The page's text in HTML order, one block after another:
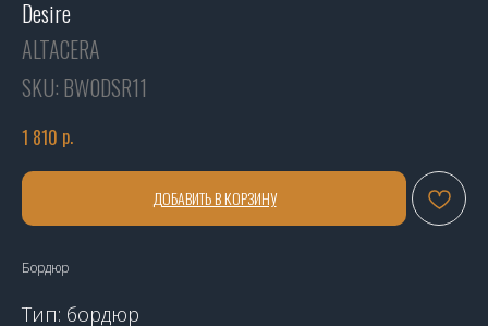
Desire
ALTACERA
SKU: BW0DSR11
1 810 р.
ДОБАВИТЬ В КОРЗИНУ
Бордюр
Тип: бордюр